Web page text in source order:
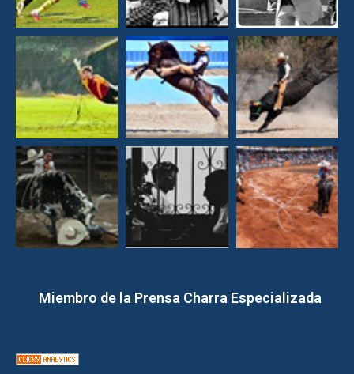
Miembro de la Prensa Charra Especializada